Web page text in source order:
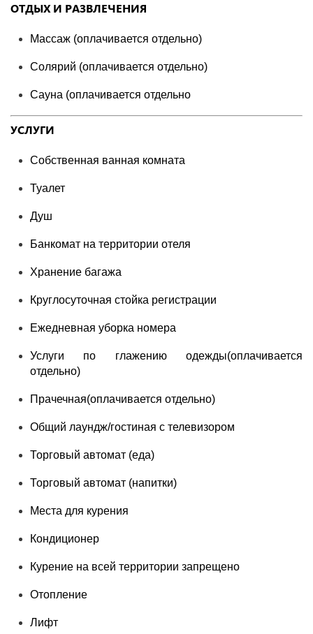
ОТДЫХ И РАЗВЛЕЧЕНИЯ
Массаж (оплачивается отдельно)
Солярий (оплачивается отдельно)
Сауна (оплачивается отдельно
УСЛУГИ
Собственная ванная комната
Туалет
Душ
Банкомат на территории отеля
Хранение багажа
Круглосуточная стойка регистрации
Ежедневная уборка номера
Услуги по глажению одежды(оплачивается
отдельно)
Прачечная(оплачивается отдельно)
Общий лаундж/гостиная с телевизором
Торговый автомат (еда)
Торговый автомат (напитки)
Места для курения
Кондиционер
Курение на всей территории запрещено
Отопление
Лифт